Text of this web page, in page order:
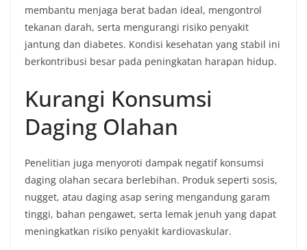
membantu menjaga berat badan ideal, mengontrol
tekanan darah, serta mengurangi risiko penyakit
jantung dan diabetes. Kondisi kesehatan yang stabil ini
berkontribusi besar pada peningkatan harapan hidup.
Kurangi Konsumsi
Daging Olahan
Penelitian juga menyoroti dampak negatif konsumsi
daging olahan secara berlebihan. Produk seperti sosis,
nugget, atau daging asap sering mengandung garam
tinggi, bahan pengawet, serta lemak jenuh yang dapat
meningkatkan risiko penyakit kardiovaskular.